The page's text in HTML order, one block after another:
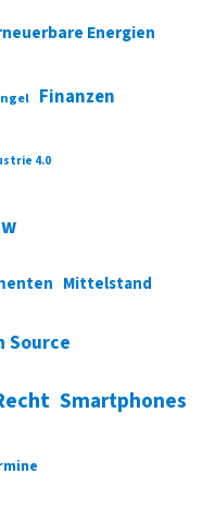
Energien
Finanzen
4.0
Mittelstand
Source
Smartphones